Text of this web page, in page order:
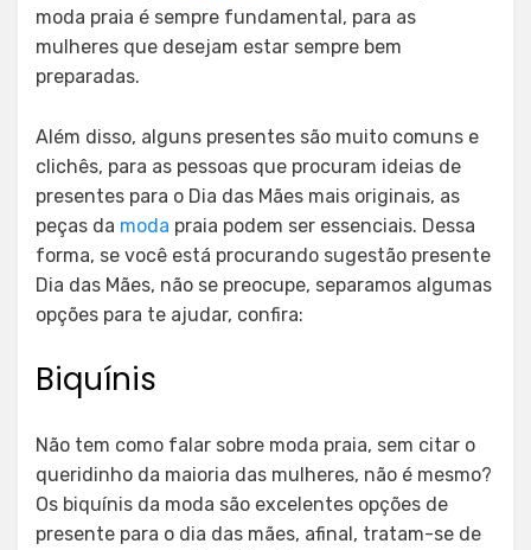
moda praia é sempre fundamental, para as
mulheres que desejam estar sempre bem
preparadas.
Além disso, alguns presentes são muito comuns e
clichês, para as pessoas que procuram ideias de
presentes para o Dia das Mães mais originais, as
peças da moda praia podem ser essenciais. Dessa
forma, se você está procurando sugestão presente
Dia das Mães, não se preocupe, separamos algumas
opções para te ajudar, confira:
Biquínis
Não tem como falar sobre moda praia, sem citar o
queridinho da maioria das mulheres, não é mesmo?
Os biquínis da moda são excelentes opções de
presente para o dia das mães, afinal, tratam-se de